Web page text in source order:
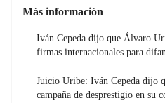
Más información
Iván Cepeda dijo que Álvaro
firmas internacionales para
Juicio Uribe: Iván Cepeda dijo
campaña de desprestigio en su